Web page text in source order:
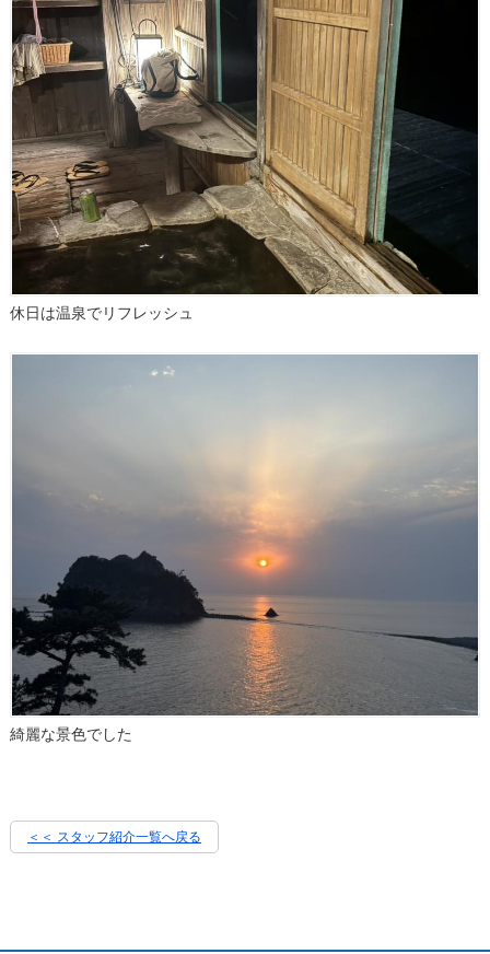
休日は温泉でリフレッシュ
綺麗な景色でした
＜＜ スタッフ紹介一覧へ戻る